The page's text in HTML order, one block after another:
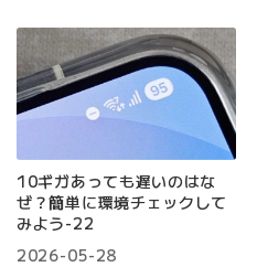
10ギガあっても遅いのはな
ぜ？簡単に環境チェックして
みよう-22
2026-05-28